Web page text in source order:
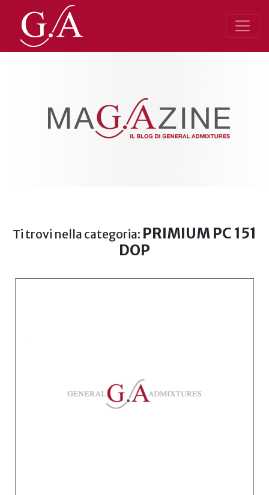
Ti trovi nella categoria: PRIMIUM PC 151
DOP